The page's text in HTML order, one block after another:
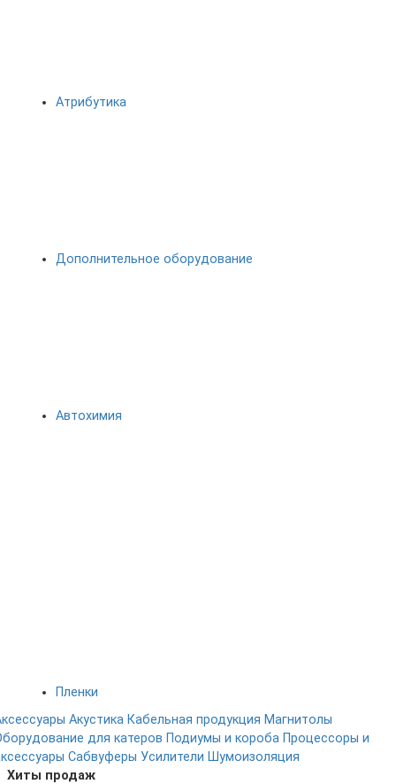
Атрибутика
Дополнительное оборудование
Автохимия
Пленки
Акустика Кабельная продукция Магнитолы
для катеров Подиумы и короба Процессоры и
Сабвуферы Усилители Шумоизоляция
Хиты продаж